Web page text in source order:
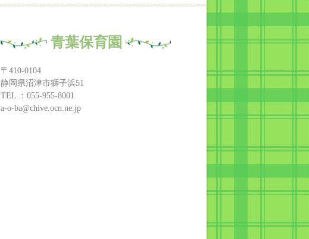
青葉保育園
〒410-0104
静岡県沼津市獅子浜51
TEL ：055-955-8001
a-o-ba@chive.ocn.ne.jp